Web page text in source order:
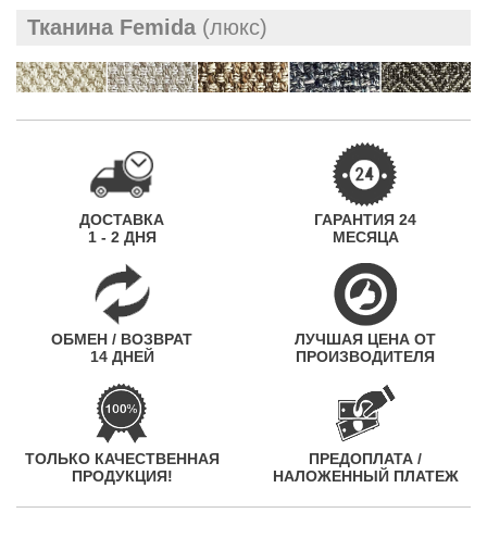
Тканина Femida (люкс)
ДОСТАВКА
1 - 2 ДНЯ
ГАРАНТИЯ 24
МЕСЯЦА
ОБМЕН / ВОЗВРАТ
14 ДНЕЙ
ЛУЧШАЯ ЦЕНА ОТ
ПРОИЗВОДИТЕЛЯ
ТОЛЬКО КАЧЕСТВЕННАЯ
ПРОДУКЦИЯ!
ПРЕДОПЛАТА /
НАЛОЖЕННЫЙ ПЛАТЕЖ